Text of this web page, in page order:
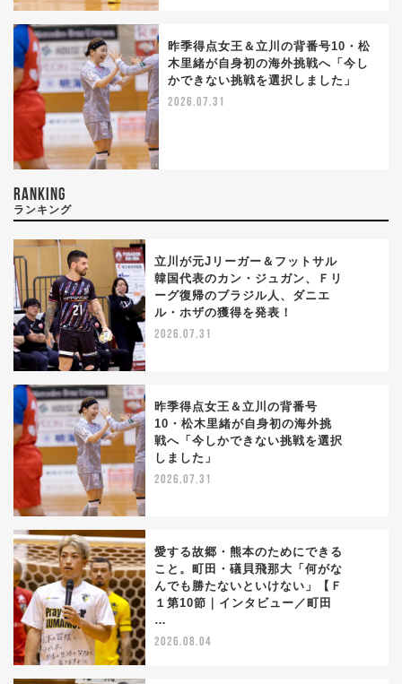
昨季得点女王＆立川の背番号10・松
木里緒が自身初の海外挑戦へ「今し
かできない挑戦を選択しました」
2026.07.31
RANKING
ランキング
立川が元Jリーガー＆フットサル
韓国代表のカン・ジュガン、Ｆリ
ーグ復帰のブラジル人、ダニエ
ル・ホザの獲得を発表！
2026.07.31
昨季得点女王＆立川の背番号
10・松木里緒が自身初の海外挑
戦へ「今しかできない挑戦を選択
しました」
2026.07.31
愛する故郷・熊本のためにできる
こと。町田・礒貝飛那大「何がな
んでも勝たないといけない」【Ｆ
１第10節｜インタビュー／町田
…
2026.08.04